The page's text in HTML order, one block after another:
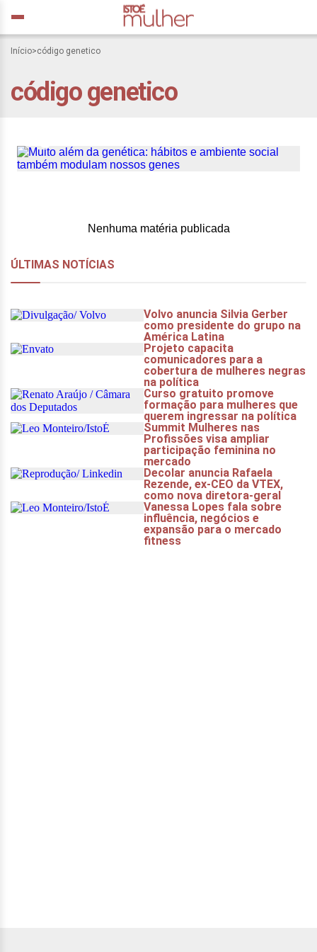
Início>código genetico
código genetico
hábitos e ambiente social
também modulam nossos
Nenhuma matéria publicada